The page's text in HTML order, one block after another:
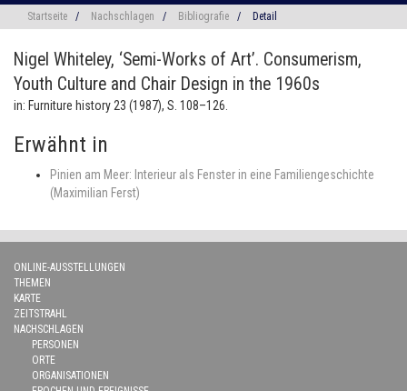
Startseite / Nachschlagen / Bibliografie / Detail
Nigel Whiteley, ‘Semi-Works of Art’. Consumerism,
Youth Culture and Chair Design in the 1960s
in: Furniture history 23 (1987), S. 108–126.
Erwähnt in
Pinien am Meer: Interieur als Fenster in eine Familiengeschichte
(Maximilian Ferst)
ONLINE-AUSSTELLUNGEN
THEMEN
KARTE
ZEITSTRAHL
NACHSCHLAGEN
PERSONEN
ORTE
ORGANISATIONEN